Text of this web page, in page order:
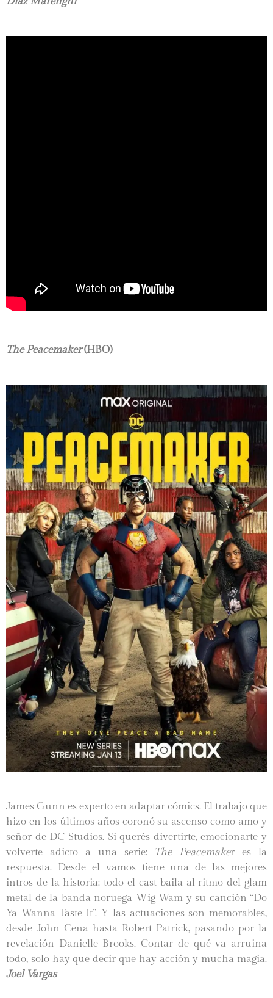
The Peacemaker(HBO)
James Gunn es experto en adaptar cómics. El trabajo que
hizo en los últimos años coronó su ascenso como amo y
señor de DC Studios. Si querés divertirte, emocionarte y
volverte adicto a una serie:
The Peacemaker es la
respuesta. Desde el vamos tiene una de las mejores
intros de la historia: todo el cast baila al ritmo del glam
metal de la banda noruega Wig Wam y su canción “Do
Ya Wanna Taste It”. Y las actuaciones son memorables,
desde John Cena hasta Robert Patrick, pasando por la
revelación Danielle Brooks. Contar de qué va arruina
todo, solo hay que decir que hay acción y mucha magia.
Joel Vargas